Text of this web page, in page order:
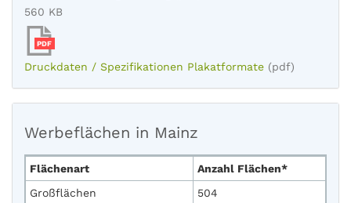
560 KB
PDF
Druckdaten / Spezifikationen Plakatformate (pdf)
Werbeflächen in Mainz
Flächenart
Anzahl Flächen*
Großflächen
504